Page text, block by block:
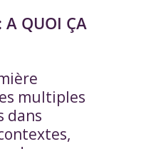
A QUOI ÇA
multiples
dans